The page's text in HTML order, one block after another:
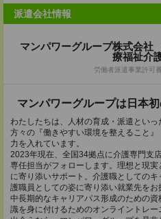
派遣会社情報
マンパワーグループ株式会
療福祉介
労働者派遣事業許可
マンパワーグループは日本
わたしたちは、人材の育成・派遣とい
方々の『働きやすい環境を整えること
力を入れています。
2023年現在、全国34拠点に介護専門支
専任担当がフォローします。理想と現
に寄り添いサポート。介護職としての
護職員としての姿に寄り添い就業先をお
中長期的なキャリアパス形成のための
識を身に付けるためのオンライントレ